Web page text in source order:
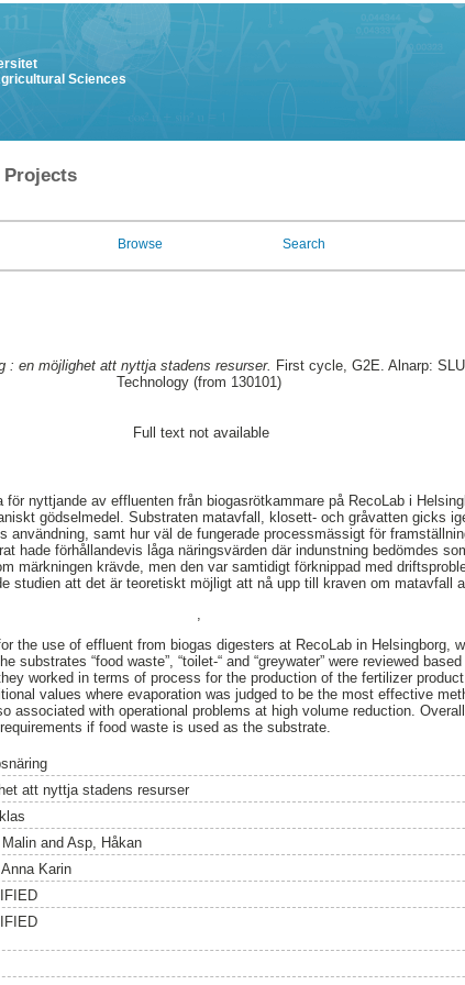
Sciences
Browse Search
: en möjlighet att nyttja stadens resurser. First cycle, G2E. Alnarp:
Technology (from 130101)
Full text not available
för nyttjande av effluenten från biogasrötkammare på RecoLab i
gödselmedel. Substraten matavfall, klosett- och gråvatten gicks
användning, samt hur väl de fungerade processmässigt för
hade förhållandevis låga näringsvärden där indunstning bedömdes
märkningen krävde, men den var samtidigt förknippad med
studien att det är teoretiskt möjligt att nå upp till kraven om matavfall
the use of effluent from biogas digesters at RecoLab in Helsingborg,
substrates “food waste”, “toilet-“ and “greywater” were reviewed
worked in terms of process for the production of the fertilizer
values where evaporation was judged to be the most effective
associated with operational problems at high volume reduction.
if food waste is used as the substrate.
att nyttja stadens resurser
and Asp, Håkan
Karin